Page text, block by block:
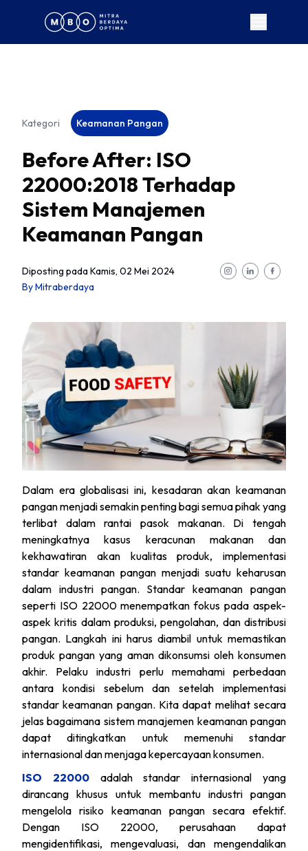
Kategori Keamanan Pangan
Before After: ISO
22000:2018 Terhadap
Sistem Manajemen
Keamanan Pangan
Diposting padaKamis, 02 Mei 2024
ByMitraberdaya
Dalam era globalisasi ini, kesadaran akan keamanan
pangan menjadi semakin penting bagi semua pihak yang
terlibat dalam rantai pasok makanan. Di tengah
meningkatnya kasus keracunan makanan dan
kekhawatiran akan kualitas produk, implementasi
standar keamanan pangan menjadi suatu keharusan
dalam industri pangan. Standar keamanan pangan
seperti ISO 22000 menempatkan fokus pada aspek-
aspek kritis dalam produksi, pengolahan, dan distribusi
pangan. Langkah ini harus diambil untuk memastikan
produk pangan yang aman dikonsumsi oleh konsumen
akhir. Pelaku industri perlu memahami perbedaan
antara kondisi sebelum dan setelah implementasi
standar keamanan pangan. Kita dapat melihat secara
jelas bagaimana sistem manajemen keamanan pangan
dapat ditingkatkan untuk memenuhi standar
internasional dan menjaga kepercayaan konsumen.
ISO 22000adalah standar internasional yang
dirancang khusus untuk membantu industri pangan
mengelola risiko keamanan pangan secara efektif.
Dengan ISO 22000, perusahaan dapat
mengidentifikasi, mengevaluasi, dan mengendalikan